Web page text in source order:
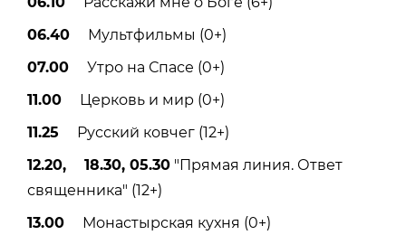
06.40 Мультфильмы (0+)
07.00 Утро на Спасе (0+)
11.00 Церковь и мир (0+)
11.25 Русский ковчег (12+)
12.20, 18.30, 05.30 "Прямая линия. Ответ
священника" (12+)
13.00 Монастырская кухня (0+)